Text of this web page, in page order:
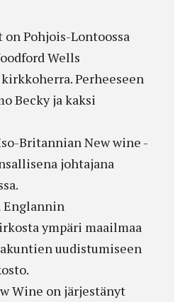
on Pohjois-Lontoossa
Wells
Perheeseen
Becky ja kaksi
Britannian New wine -
johtajana
Englannin
ympäri maailmaa
uudistumiseen
Wine on järjestänyt